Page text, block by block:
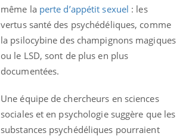
même la perte d’appétit sexuel : les
vertus santé des psychédéliques, comme
la psilocybine des champignons magiques
ou le LSD, sont de plus en plus
documentées.
Une équipe de chercheurs en sciences
sociales et en psychologie suggère que les
substances psychédéliques pourraient